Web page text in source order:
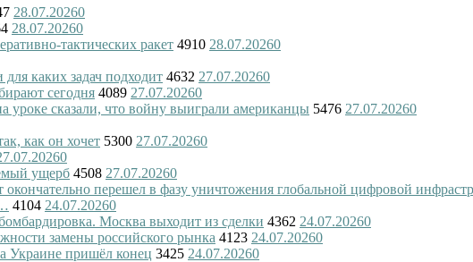
28.07.20260
28.07.20260
тактических ракет 4910 28.07.20260
для каких задач подходит 4632 27.07.20260
сегодня 4089 27.07.20260
уроке сказали, что войну выиграли американцы 5476 27.07.20260
как он хочет 5300 27.07.20260
0
ущерб 4508 27.07.20260
перешел в фазу уничтожения глобальной цифровой
4104 24.07.20260
Москва выходит из сделки 4362 24.07.20260
замены российского рынка 4123 24.07.20260
Украине пришёл конец 3425 24.07.20260